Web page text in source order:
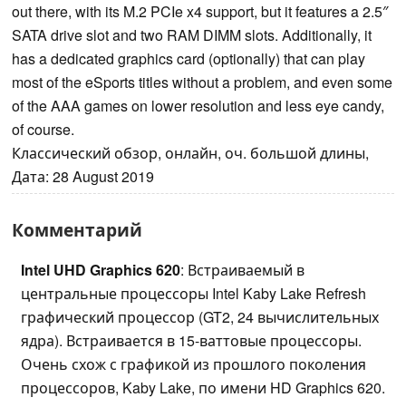
out there, with its M.2 PCIe x4 support, but it features a 2.5″
SATA drive slot and two RAM DIMM slots. Additionally, it
has a dedicated graphics card (optionally) that can play
most of the eSports titles without a problem, and even some
of the AAA games on lower resolution and less eye candy,
of course.
Классический обзор, онлайн, оч. большой длины,
Дата: 28 August 2019
Комментарий
Intel UHD Graphics 620: Встраиваемый в
центральные процессоры Intel Kaby Lake Refresh
графический процессор (GT2, 24 вычислительных
ядра). Встраивается в 15-ваттовые процессоры.
Очень схож с графикой из прошлого поколения
процессоров, Kaby Lake, по имени HD Graphics 620.